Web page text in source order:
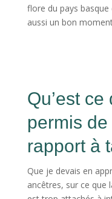
flore du pays basque
aussi un bon
Qu’est ce
permis
rapport à
Que je devais en
ancêtres, sur ce que